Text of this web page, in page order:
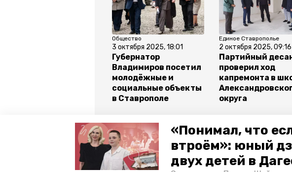
«Понимал, что
втроём»: юный
двух детей в
Общество
3 октября 2025, 18:01
Губернатор
Владимиров посетил
молодёжные и
социальные объекты
в Ставрополе
Единое Ставрополье
2 октября 2025, 09:16
Партийный
проверил ход
капремонта в
округа
Все новости
школа ставрополь губернатор владимир